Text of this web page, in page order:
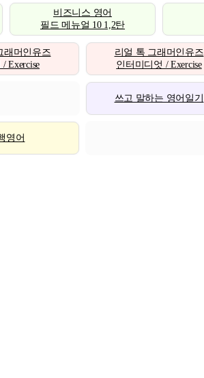
비즈니스 영어
필드 메뉴얼 10 1,2탄
래머인유즈
Exercise
리얼 톡 그래머인유즈
인터미디엇 / Exercise
쓰고 말하는 영어일기
영어